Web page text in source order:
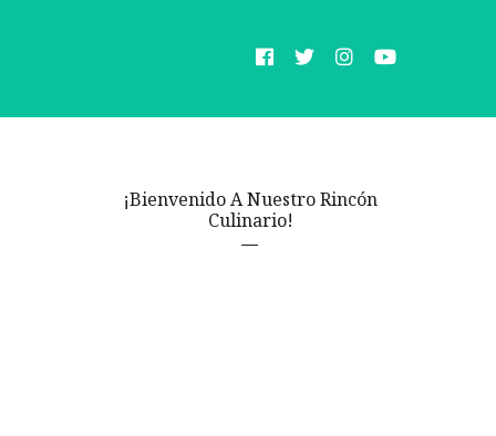
¡Bienvenido A Nuestro Rincón
Culinario!